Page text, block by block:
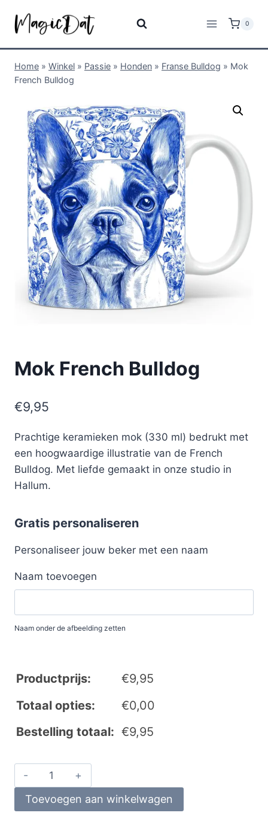
0
Home » Winkel » Passie » Honden » Franse Bulldog » Mok
French Bulldog
Mok French Bulldog
€9,95
Prachtige keramieken mok (330 ml) bedrukt met
een hoogwaardige illustratie van de French
Bulldog. Met liefde gemaakt in onze studio in
Hallum.
Gratis personaliseren
Personaliseer jouw beker met een naam
Naam toevoegen
Naam onder de afbeelding zetten
Productprijs: €9,95
Totaal opties:
€0,00
Bestelling totaal: €9,95
Toevoegen aan winkelwagen